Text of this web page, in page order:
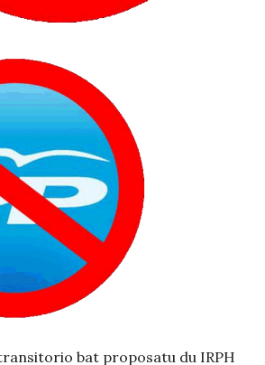
bat proposatu du IRPH